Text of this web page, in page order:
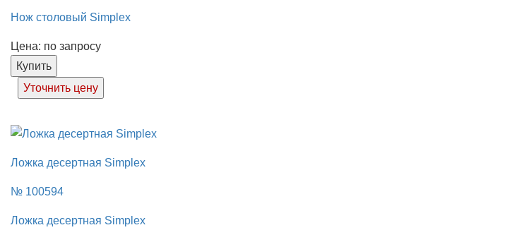
Нож столовый Simplex
Цена: по запросу
Купить
Уточнить цену
Ложка десертная Simplex
№ 100594
Ложка десертная Simplex